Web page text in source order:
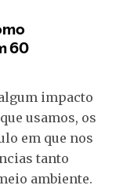
impacto
usamos, os
em que nos
tanto
ambiente.